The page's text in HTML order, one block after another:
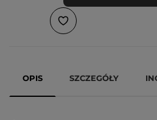
OPIS SZCZEGÓŁY